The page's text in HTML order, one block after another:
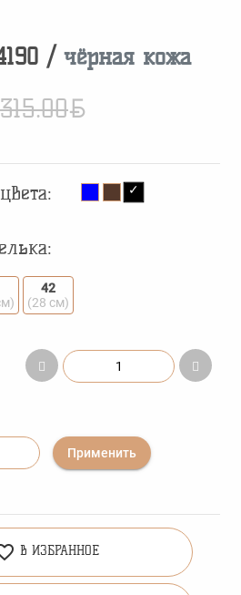
/ чёрная кожа
315.00BYN
42
(28 см)
Применить
В ИЗБРАННОЕ